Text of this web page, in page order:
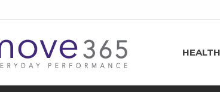
HEALTH